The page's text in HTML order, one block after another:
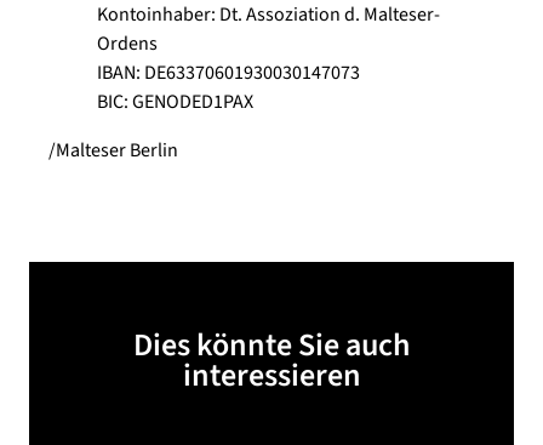
Kontoinhaber: Dt. Assoziation d. Malteser-
Ordens
IBAN: DE63370601930030147073
BIC: GENODED1PAX
/Malteser Berlin
Dies könnte Sie auch
interessieren